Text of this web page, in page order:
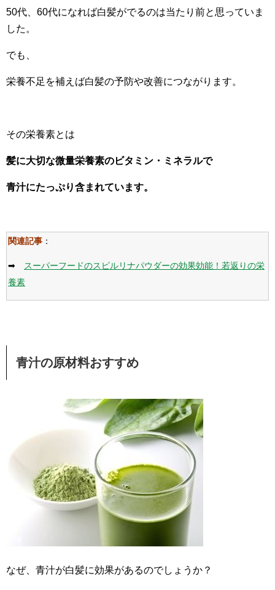
50代、60代になれば白髪がでるのは当たり前と思っていま
した。
でも、
栄養不足を補えば白髪の予防や改善につながります。
その栄養素とは
髪に大切な微量栄養素のビタミン・ミネラルで
青汁にたっぷり含まれています。
関連記事 ：
➡ スーパーフードのスピルリナパウダーの効果効能！若返りの栄
養素
青汁の原材料おすすめ
なぜ、青汁が白髪に効果があるのでしょうか？